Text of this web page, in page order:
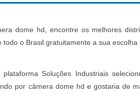
dome hd, encontre os melhores
o Brasil gratuitamente a sua escolha
Soluções Industriais
por câmera dome hd e gostaria de